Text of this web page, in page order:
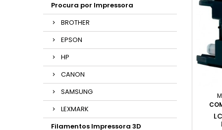
Procura por Impressora
BROTHER
EPSON
HP
CANON
SAMSUNG
LEXMARK
Filamentos Impressora 3D